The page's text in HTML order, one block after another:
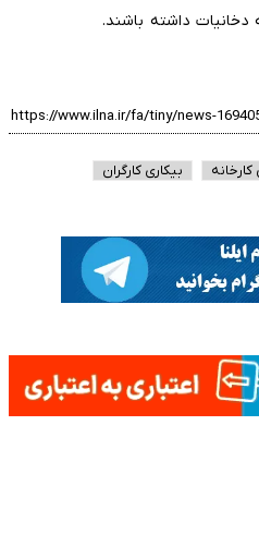
دخانیات داشته باشند.
بیکاری کارگران